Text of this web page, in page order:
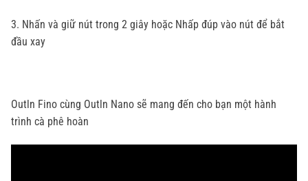
3. Nhấn và giữ nút trong 2 giây hoặc Nhấp đúp vào nút để bắt
đầu xay
Outln Fino cùng Outln Nano sẽ mang đến cho bạn một hành
trình cà phê hoàn